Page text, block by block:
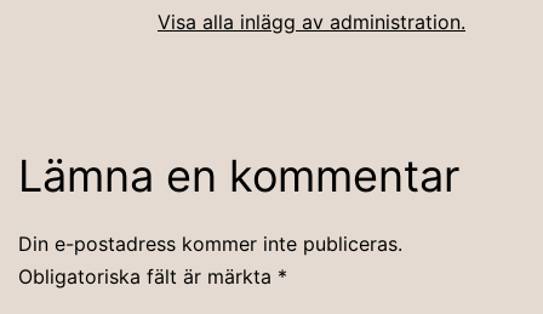
Visa alla inlägg av administration.
Lämna en kommentar
Din e-postadress kommer inte publiceras.
Obligatoriska fält är märkta *